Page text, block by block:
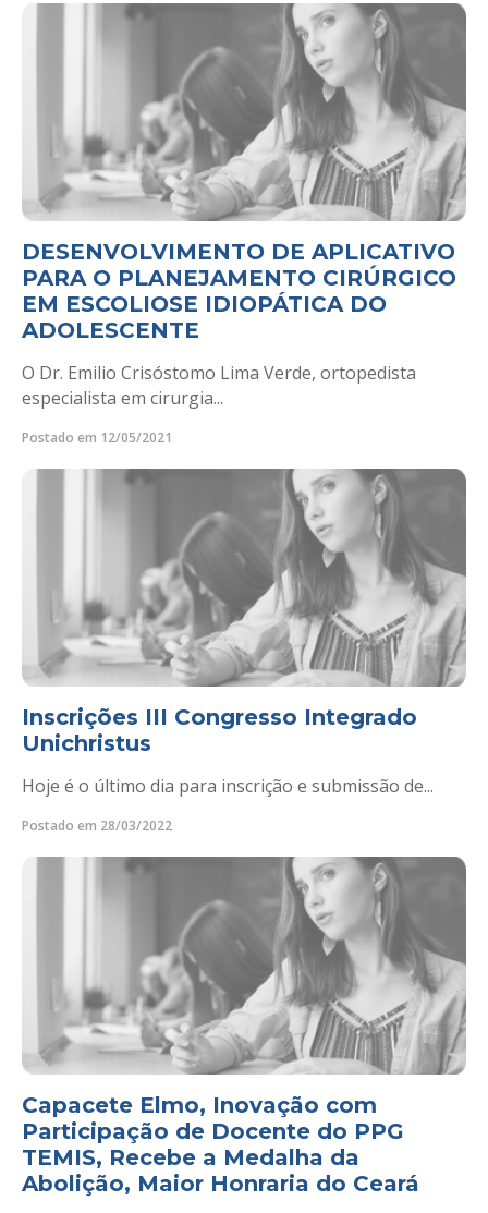
DESENVOLVIMENTO DE APLICATIVO
PARA O PLANEJAMENTO CIRÚRGICO
EM ESCOLIOSE IDIOPÁTICA DO
ADOLESCENTE
O Dr. Emilio Crisóstomo Lima Verde, ortopedista
especialista em cirurgia...
Postado em 12/05/2021
Inscrições III Congresso Integrado
Unichristus
Hoje é o último dia para inscrição e submissão de...
Postado em 28/03/2022
Capacete Elmo, Inovação com
Participação de Docente do PPG
TEMIS, Recebe a Medalha da
Abolição, Maior Honraria do Ceará